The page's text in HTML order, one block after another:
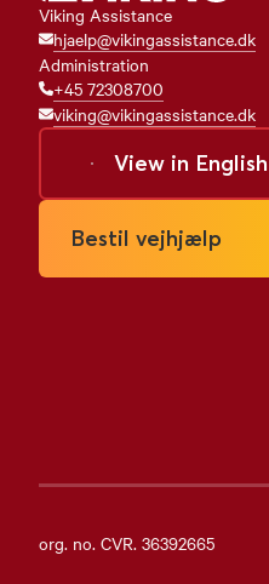
Viking Assistance
hjaelp@vikingassistance.dk
Administration
+45 72308700
viking@vikingassistance.dk
View in English
Bestil vejhjælp
org. no. CVR. 36392665